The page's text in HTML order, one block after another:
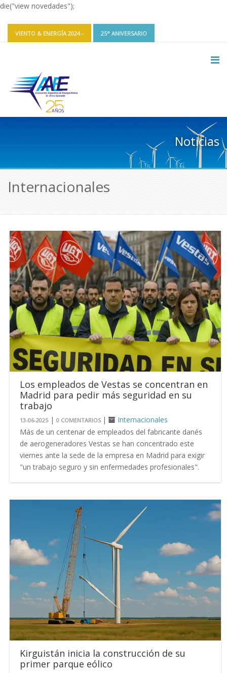
die("view novedades");
VIENTO & ENERGÍA 2024 - 25° ANIVERSARIO
Noticias
Internacionales
Los empleados de Vestas se concentran en
Madrid para pedir más seguridad en su
trabajo
13-06-2025|0 COMENTARIOS |
Internacionales
Más de un centenar de empleados del fabricante danés
de aerogeneradores Vestas se han concentrado este
viernes ante la sede de la empresa en Madrid para exigir
"un trabajo seguro y sin enfermedades profesionales".
Kirguistán inicia la construcción de su
primer parque eólico